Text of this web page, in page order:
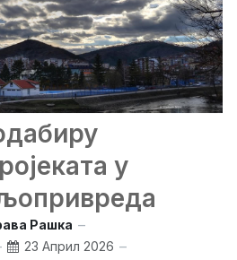
у
Рашка
23 Април 2026